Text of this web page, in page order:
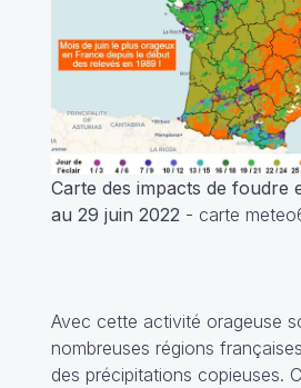
Carte des impacts de foudre
au 29 juin 2022 - carte
Avec cette activité orageuse
nombreuses régions
des précipitations copieuses.